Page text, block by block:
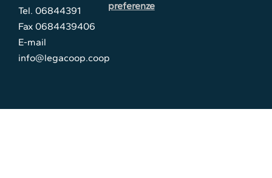
Tel. 06844391
Fax 0684439406
E-mail
info@legacoop.coop
preferenze